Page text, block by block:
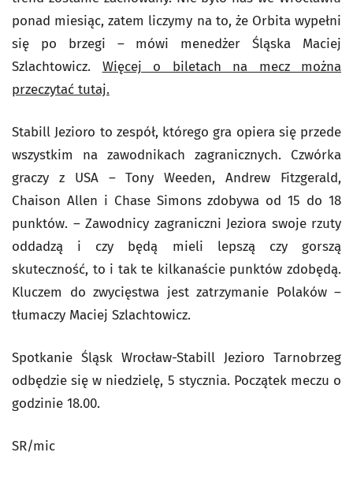
ponad miesiąc, zatem liczymy na to, że Orbita wypełni
się po brzegi – mówi menedżer Śląska Maciej
Szlachtowicz. Więcej o biletach na mecz można
przeczytać tutaj.
Stabill Jezioro to zespół, którego gra opiera się przede
wszystkim na zawodnikach zagranicznych. Czwórka
graczy z USA – Tony Weeden, Andrew Fitzgerald,
Chaison Allen i Chase Simons zdobywa od 15 do 18
punktów. – Zawodnicy zagraniczni Jeziora swoje rzuty
oddadzą i czy będą mieli lepszą czy gorszą
skuteczność, to i tak te kilkanaście punktów zdobędą.
Kluczem do zwycięstwa jest zatrzymanie Polaków –
tłumaczy Maciej Szlachtowicz.
Spotkanie Śląsk Wrocław-Stabill Jezioro Tarnobrzeg
odbędzie się w niedzielę, 5 stycznia. Początek meczu o
godzinie 18.00.
SR/mic